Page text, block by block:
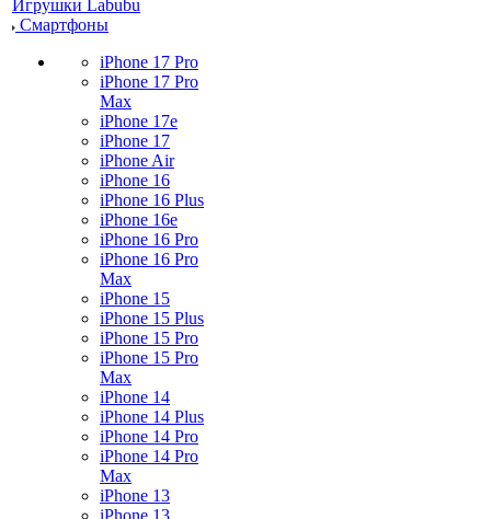
Игрушки Labubu
Смартфоны
iPhone 17 Pro
iPhone 17 Pro
Max
iPhone 17e
iPhone 17
iPhone Air
iPhone 16
iPhone 16 Plus
iPhone 16e
iPhone 16 Pro
iPhone 16 Pro
Max
iPhone 15
iPhone 15 Plus
iPhone 15 Pro
iPhone 15 Pro
Max
iPhone 14
iPhone 14 Plus
iPhone 14 Pro
iPhone 14 Pro
Max
iPhone 13
iPhone 13